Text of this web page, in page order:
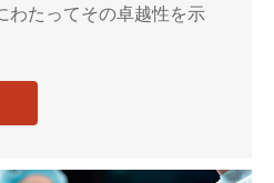
わたってその卓越性を示